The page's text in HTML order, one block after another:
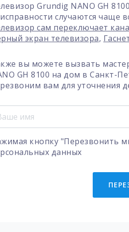
Grundig NANO GH
случаются чаще
сам переключает
экран телевизора,
вы можете вызвать
GH 8100 на дом в Санкт-
вам для уточнения
кнопку "Перезвонить
данных